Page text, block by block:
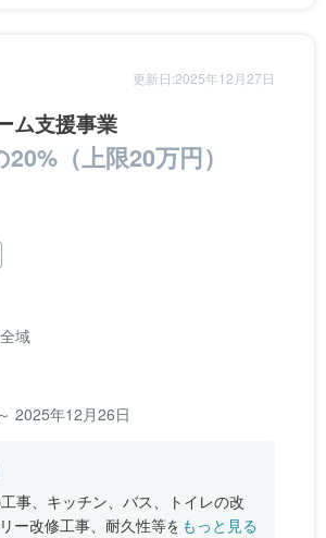
更新日:2025年12月27日
ム支援事業
（上限20万円）
域
2025年12月26日
事、キッチン、バス、トイレの改
ー改修工事、耐久性等を向上させ
もっと見る